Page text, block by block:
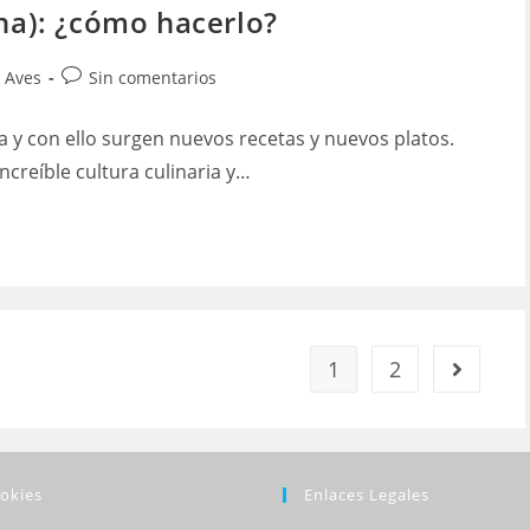
¿cómo hacerlo?
Comentarios
entrada:
Sin comentarios
y con ello surgen nuevos recetas y nuevos platos.
cultura culinaria y…
1 2 Ir a la
Enlaces Legales